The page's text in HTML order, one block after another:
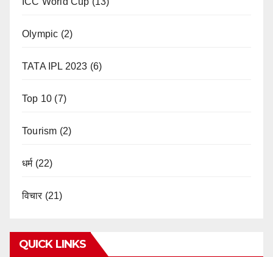
Olympic (2)
TATA IPL 2023 (6)
Top 10 (7)
Tourism (2)
धर्म(22)
विचार (21)
QUICK LINKS